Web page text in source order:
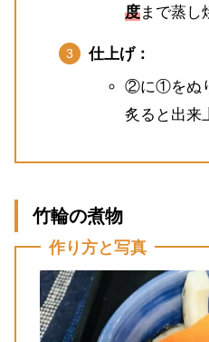
度まで蒸し
仕上げ：
②に①をぬ
炙ると出来
竹輪の煮物
作り方と写真